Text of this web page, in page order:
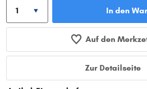
In den
Auf den
Zur Detailseite